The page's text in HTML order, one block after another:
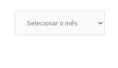
Anteriores